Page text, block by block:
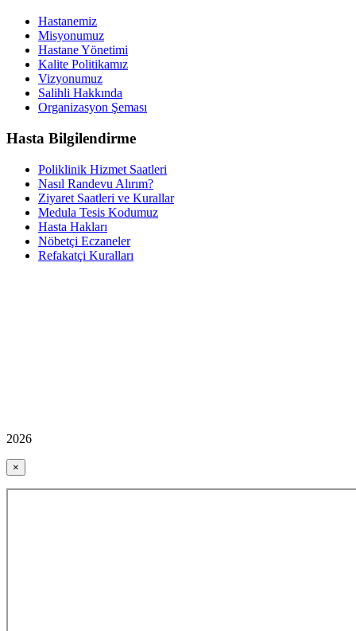
Hastanemiz
Misyonumuz
Hastane Yönetimi
Kalite Politikamız
Vizyonumuz
Salihli Hakkında
Organizasyon Şeması
Hasta Bilgilendirme
Poliklinik Hizmet Saatleri
Nasıl Randevu Alırım?
Ziyaret Saatleri ve Kurallar
Medula Tesis Kodumuz
Hasta Hakları
Nöbetçi Eczaneler
Refakatçi Kuralları
2026
×